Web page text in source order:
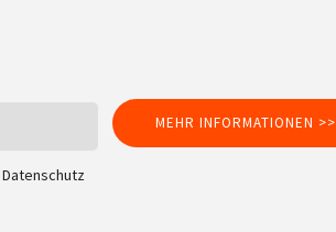
MEHR INFORMATIONEN >>
Datenschutz